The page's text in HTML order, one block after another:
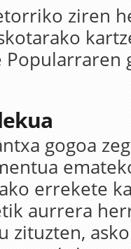
ziren
Popularraren
gogoa
errekete
aurrera
zituzten,